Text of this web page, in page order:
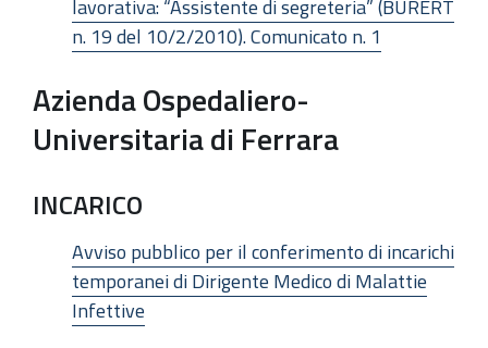
lavorativa: “Assistente di segreteria” (BURERT
n. 19 del 10/2/2010). Comunicato n. 1
Azienda Ospedaliero-
Universitaria di Ferrara
INCARICO
Avviso pubblico per il conferimento di incarichi
temporanei di Dirigente Medico di Malattie
Infettive